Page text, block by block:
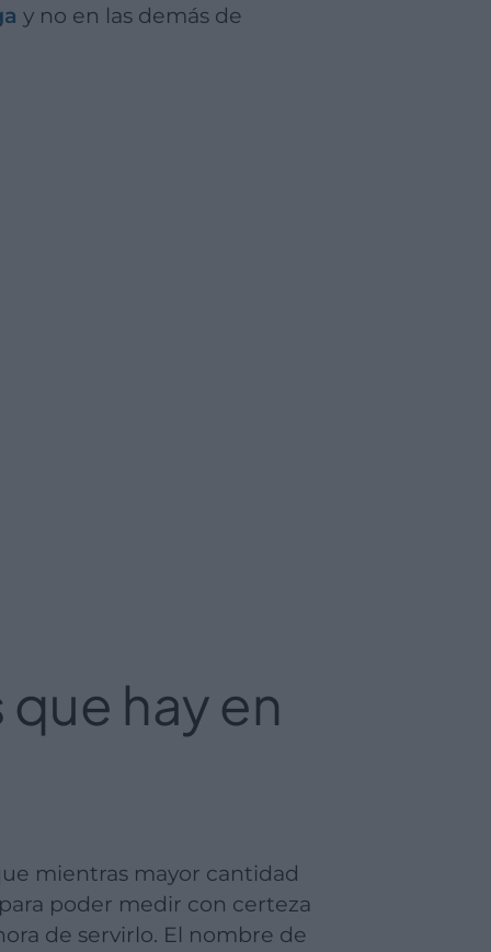
y no en las demás de
hay en
poder medir con certeza
de servirlo. El nombre de